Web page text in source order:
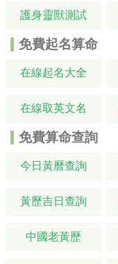
護身靈獸測試
免費起名算命
在線起名大全
在線取英文名
免費算命查詢
今日黃曆查詢
黃歷吉日查詢
中國老黃歷